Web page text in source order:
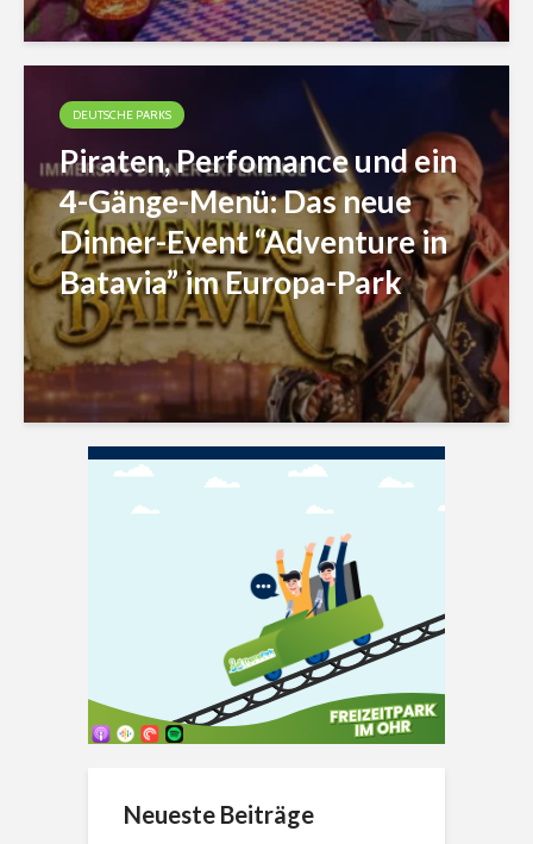
DEUTSCHE PARKS
Piraten, Perfomance und ein
4-Gänge-Menü: Das neue
Dinner-Event “Adventure in
Batavia” im Europa-Park
Neueste Beiträge